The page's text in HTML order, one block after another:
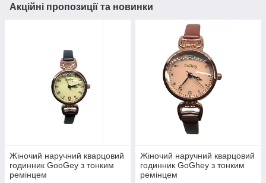
Акційні пропозиції та новинки
Жіночий наручний кварцовий
годинник GooGey з тонким
ремінцем
Жіночий наручний кварцовий
годинник GoGhey з тонким
ремінцем